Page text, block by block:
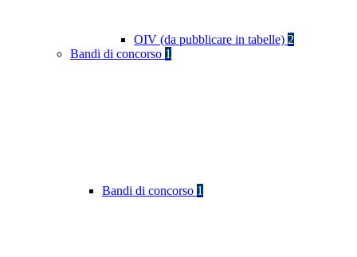
OIV (da pubblicare in tabelle) 2
Bandi di concorso 1
Bandi di concorso 1